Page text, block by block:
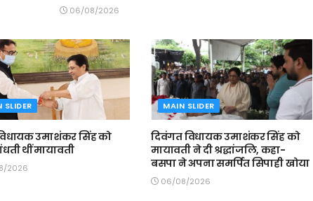
06/08/2026
SLIDER
उमाशंकर सिंह को
थीं मायावती
2026
MAIN SLIDER
दिवंगत विधायक उमाशंकर सिंह को
मायावती ने दी श्रद्धांजलि, कहा-
बसपा ने अपना समर्पित सिपाही खोया
06/08/2026